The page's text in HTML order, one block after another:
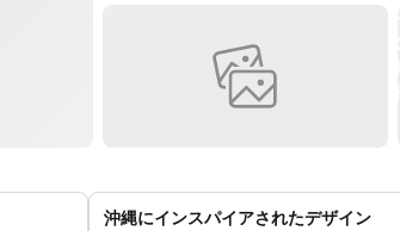
沖縄にインスパイアされたデザイン